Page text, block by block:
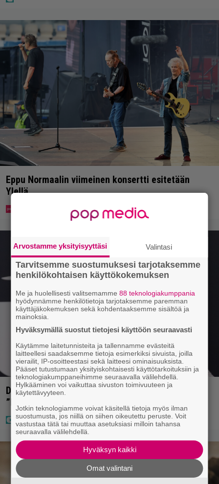
Eppu Normaalin viimeinen konsertti esitetään
Ylellä
Diandra julkaisi upeita kuvia Helsingistä –
”Puitteet kohdillaan”
Arvostamme yksityisyyttäsi Valintasi
Tarvitsemme suostumuksesi tarjotaksemme
henkilökohtaisen käyttökokemuksen
Me ja huolellisesti valitsemamme88 teknologiakumppania
hyödynnämme henkilötietoja tarjotaksemme paremman
käyttäjäkokemuksen sekä kohdentaaksemme sisältöä ja
mainoksia.
Hyväksymällä suostut tietojesi käyttöön seuraavasti
Käytämme laitetunnisteita ja tallennamme evästeitä
laitteellesi saadaksemme tietoja esimerkiksi sivuista, joilla
vierailit, IP-osoitteestasi sekä laitteesi ominaisuuksista.
Pääset tutustumaan yksityiskohtaisesti käyttötarkoituksiin ja
teknologiakumppaneihimme seuraavalla välilehdellä.
Hylkääminen voi vaikuttaa sivuston toimivuuteen ja
käytettävyyteen.
Jotkin teknologiamme voivat käsitellä tietoja myös ilman
suostumusta, jos niillä on siihen oikeutettu peruste. Voit
vastustaa tätä tai muuttaa asetuksiasi milloin tahansa
seuraavalla välilehdellä.
Hyväksyn kaikki
Omat valintani